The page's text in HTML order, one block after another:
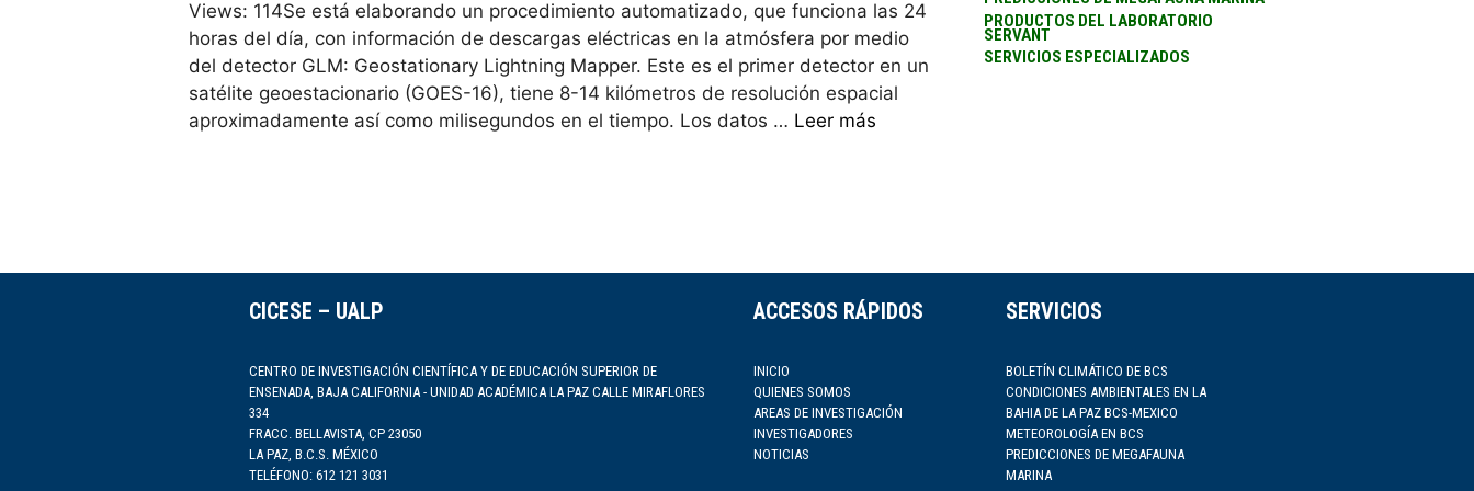
Views: 114Se está elaborando un procedimiento automatizado, que funciona las 24
horas del día, con información de descargas eléctricas en la atmósfera por medio
del detector GLM: Geostationary Lightning Mapper. Este es el primer detector en un
satélite geoestacionario (GOES-16), tiene 8-14 kilómetros de resolución espacial
aproximadamente así como milisegundos en el tiempo. Los datos … Leer más
PRODUCTOS DEL LABORATORIO
SERVANT
SERVICIOS ESPECIALIZADOS
CICESE – UALP
CENTRO DE INVESTIGACIÓN CIENTÍFICA Y DE EDUCACIÓN SUPERIOR DE
ENSENADA, BAJA CALIFORNIA - UNIDAD ACADÉMICA LA PAZ CALLE MIRAFLORES
334
FRACC. BELLAVISTA, CP 23050
LA PAZ, B.C.S. MÉXICO
TELÉFONO: 612 121 3031
ACCESOS RÁPIDOS
INICIO
QUIENES SOMOS
AREAS DE INVESTIGACIÓN
INVESTIGADORES
NOTICIAS
SERVICIOS
BOLETÍN CLIMÁTICO DE BCS
CONDICIONES AMBIENTALES EN LA
BAHIA DE LA PAZ BCS-MEXICO
METEOROLOGÍA EN BCS
PREDICCIONES DE MEGAFAUNA
MARINA